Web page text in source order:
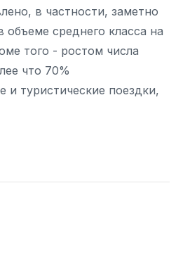
в частности, заметно
среднего класса на
того - ростом числа
что 70%
туристические поездки,